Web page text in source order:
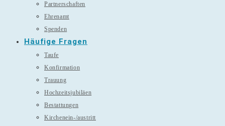
Partnerschaften
Ehrenamt
Spenden
Häufige Fragen
Taufe
Konfirmation
Trauung
Hochzeitsjubiläen
Bestattungen
Kirchenein-/austritt